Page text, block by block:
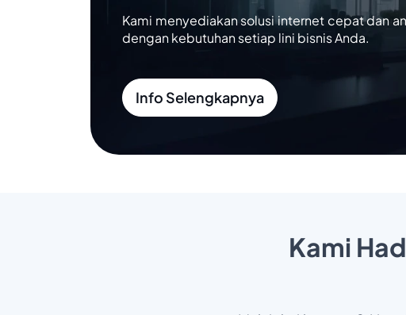
Kami menyediakan solusi internet cepat dan
dengan kebutuhan setiap lini bisnis Anda.
Info Selengkapnya
Kami